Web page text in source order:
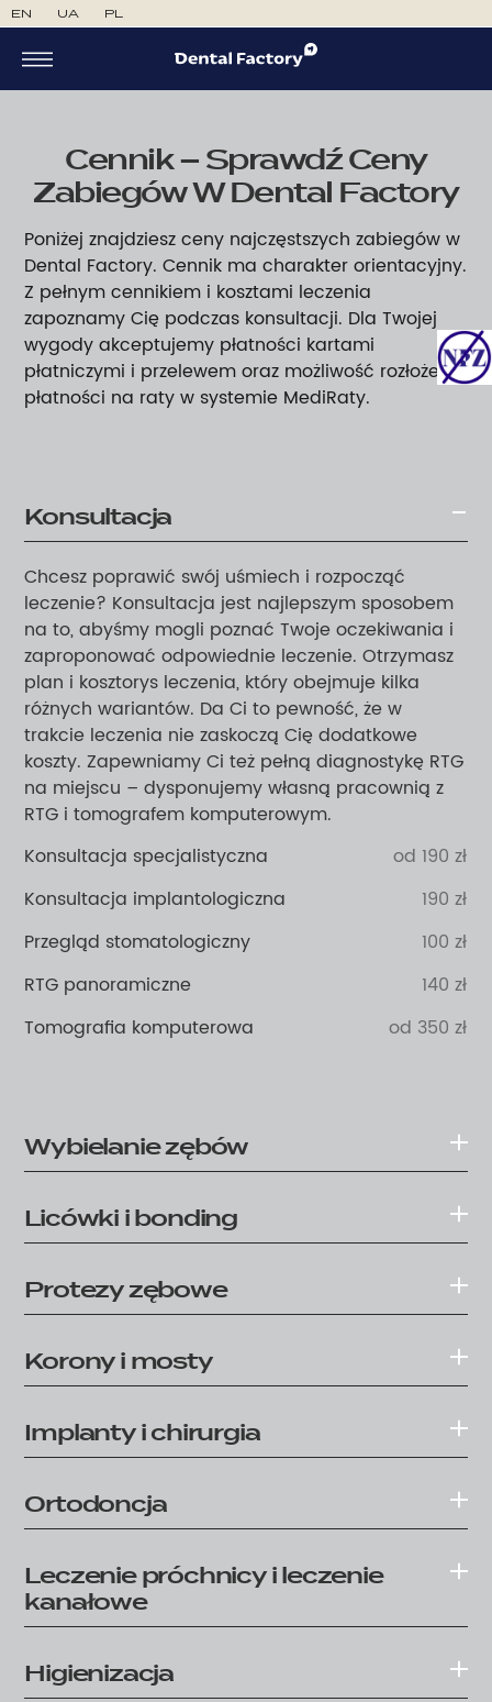
EN UA PL
Cennik – Sprawdź Ceny
Zabiegów W Dental Factory
Poniżej znajdziesz ceny najczęstszych zabiegów w
Dental Factory. Cennik ma charakter orientacyjny.
Z pełnym cennikiem i kosztami leczenia
zapoznamy Cię podczas konsultacji. Dla Twojej
wygody akceptujemy płatności kartami
płatniczymi i przelewem oraz możliwość rozłożenia
płatności na raty w systemie MediRaty.
Konsultacja
Chcesz poprawić swój uśmiech i rozpocząć
leczenie? Konsultacja jest najlepszym sposobem
na to, abyśmy mogli poznać Twoje oczekiwania i
zaproponować odpowiednie leczenie. Otrzymasz
plan i kosztorys leczenia, który obejmuje kilka
różnych wariantów. Da Ci to pewność, że w
trakcie leczenia nie zaskoczą Cię dodatkowe
koszty. Zapewniamy Ci też pełną diagnostykę RTG
na miejscu – dysponujemy własną pracownią z
RTG i tomografem komputerowym.
Konsultacja specjalistyczna
od 190 zł
Konsultacja implantologiczna
190 zł
Przegląd stomatologiczny
100 zł
RTG panoramiczne
140 zł
Tomografia komputerowa
od 350 zł
Wybielanie zębów
Licówki i bonding
Protezy zębowe
Korony i mosty
Implanty i chirurgia
Ortodoncja
Leczenie próchnicy i leczenie
kanałowe
Higienizacja